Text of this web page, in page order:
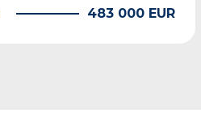
483 000 EUR